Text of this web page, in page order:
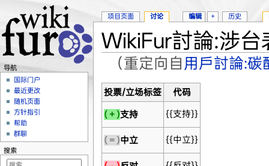
WikiFur討論:涉台
（重定向自 用戶討論:碳
投票/立场标签
代码
(＋)支持 {{支持}}
(＝)中立 {{中立}}
项目页面 讨论 编辑 + 历史
导航
国际门户
最近更改
随机页面
方针指引
帮助
群聊
搜索